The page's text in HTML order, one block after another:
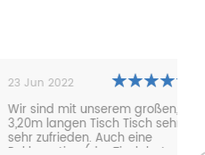
2022
mit unserem großen,
langen Tisch Tisch sehr,
zufrieden. Auch eine